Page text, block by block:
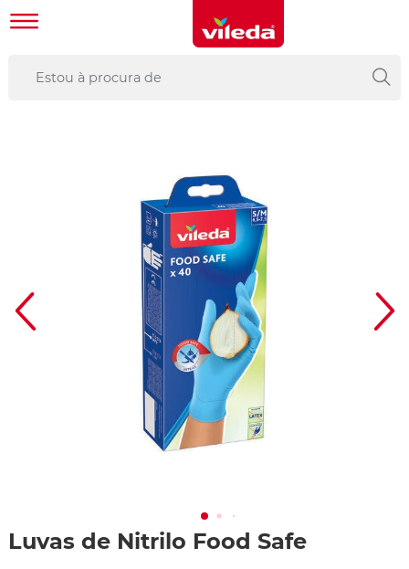
Luvas de Nitrilo Food Safe